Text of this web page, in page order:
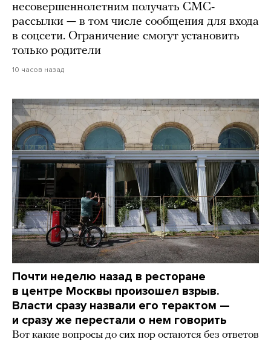
несовершеннолетним получать СМС-
рассылки — в том числе сообщения для входа
в соцсети. Ограничение смогут установить
только родители
10 часов назад
Почти неделю назад в ресторане
в центре Москвы произошел взрыв.
Власти сразу назвали его терактом —
и сразу же перестали о нем говорить
Вот какие вопросы до сих пор остаются без ответов